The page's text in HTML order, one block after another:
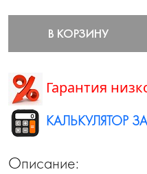
В КОРЗИНУ
Гарантия
КАЛЬКУЛЯТОР
Описание: